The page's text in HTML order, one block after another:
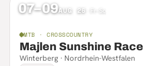
07–09AUG 26 Fr–So
MTB · CROSSCOUNTRY
Majlen Sunshine Race
Winterberg · Nordrhein-Westfalen